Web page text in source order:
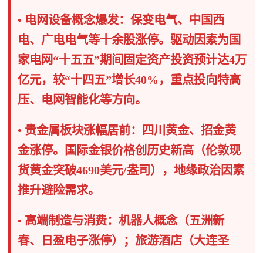
• 电网设备概念爆发：保变电气、中国西
电、广电电气等十余股涨停。驱动因素为国
家电网“十五五”期间固定资产投资预计达4万
亿元，较“十四五”增长40%，重点投向特高
压、电网智能化等方向。
• 贵金属板块涨幅居前：四川黄金、招金黄
金涨停。国际金银价格创历史新高（伦敦现
货黄金突破4690美元/盎司），地缘政治因素
推升避险需求。
• 高端制造与消费：机器人概念（五洲新
春、日盈电子涨停）；旅游酒店（大连圣